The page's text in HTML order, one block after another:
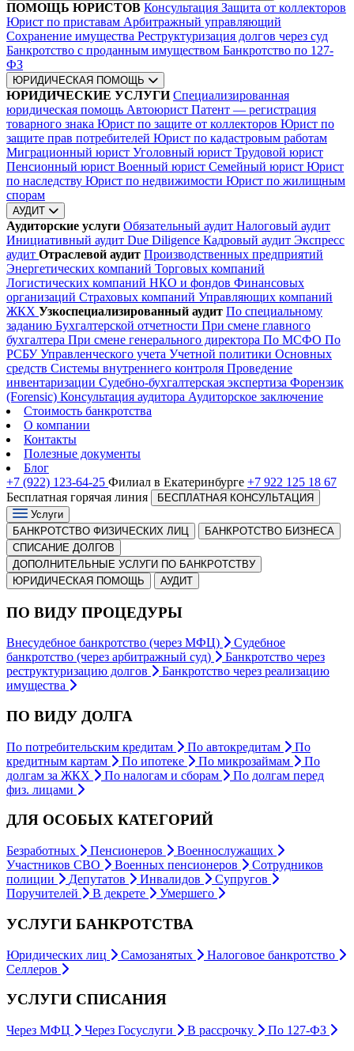
ПОМОЩЬ ЮРИСТОВ Консультация Защита от коллекторов
Юрист по приставам Арбитражный управляющий
Сохранение имущества Реструктуризация долгов через суд
Банкротство с проданным имуществом Банкротство по 127-
ФЗ
ЮРИДИЧЕСКАЯ ПОМОЩЬ
ЮРИДИЧЕСКИЕ УСЛУГИСпециализированная
юридическая помощь Автоюрист Патент — регистрация
товарного знака Юрист по защите от коллекторов Юрист по
защите прав потребителей Юрист по кадастровым работам
Миграционный юрист Уголовный юрист Трудовой юрист
Пенсионный юрист Военный юрист Семейный юрист Юрист
по наследству Юрист по недвижимости Юрист по жилищным
спорам
АУДИТ
Аудиторские услуги Обязательный аудит Налоговый аудит
Инициативный аудит Due Diligence Кадровый аудит Экспресс
аудит Отраслевой аудит Производственных предприятий
Энергетических компаний Торговых компаний
Логистических компаний НКО и фондов Финансовых
организаций Страховых компаний Управляющих компаний
ЖКХ Узкоспециализированный аудит По специальному
заданию Бухгалтерской отчетности При смене главного
бухгалтера При смене генерального директора По МСФО По
РСБУУправленческого учета Учетной политики Основных
средств Системы внутреннего контроля Проведение
инвентаризации Судебно-бухгалтерская экспертиза Форензик
(Forensic) Консультация аудитора Аудиторское заключение
Стоимость банкротства
О компании
Контакты
Полезные документы
Блог
+7 (922) 123-64-25 Филиал в Екатеринбурге +7 922 125 18 67
Бесплатная горячая линия
БЕСПЛАТНАЯ КОНСУЛЬТАЦИЯ
Услуги
БАНКРОТСТВО ФИЗИЧЕСКИХ ЛИЦ
БАНКРОТСТВО БИЗНЕСА
СПИСАНИЕ ДОЛГОВ
ДОПОЛНИТЕЛЬНЫЕ УСЛУГИ ПО БАНКРОТСТВУ
ЮРИДИЧЕСКАЯ ПОМОЩЬ
АУДИТ
ПО ВИДУ ПРОЦЕДУРЫ
Внесудебное банкротство (через МФЦ)
Судебное
банкротство (через арбитражный суд)
Банкротство через
реструктуризацию долгов
Банкротство через реализацию
имущества
ПО ВИДУ ДОЛГА
По потребительским кредитам По автокредитам
По
кредитным картам
По ипотеке По микрозаймам
По
долгам за ЖКХ
По налогам и сборам
По долгам перед
физ. лицами
ДЛЯ ОСОБЫХ КАТЕГОРИЙ
Безработных Пенсионеров
Военнослужащих
Участников СВО
Военных пенсионеров
Сотрудников
полиции
Депутатов Инвалидов
Супругов
Поручителей
В декрете Умершего
УСЛУГИ БАНКРОТСТВА
Юридических лиц Самозанятых
Налоговое банкротство
Селлеров
УСЛУГИ СПИСАНИЯ
Через МФЦ Через Госуслуги В рассрочку По 127-ФЗ